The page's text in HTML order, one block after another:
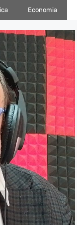
Economia